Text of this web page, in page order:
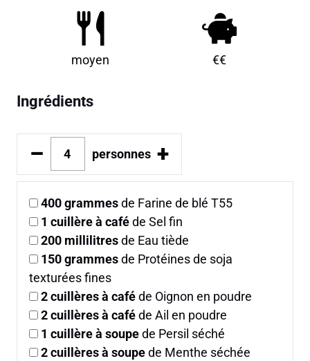
moyen €€
Ingrédients
– personnes +
400grammesde Farine de blé T55
1 cuillère à caféde Sel fin
200 millilitresde Eau tiède
150grammesde Protéines de soja
texturées fines
2cuillères à caféde Oignon en poudre
2cuillères à caféde Ail en poudre
1 cuillère à soupede Persil séché
2cuillères à soupede Menthe séchée